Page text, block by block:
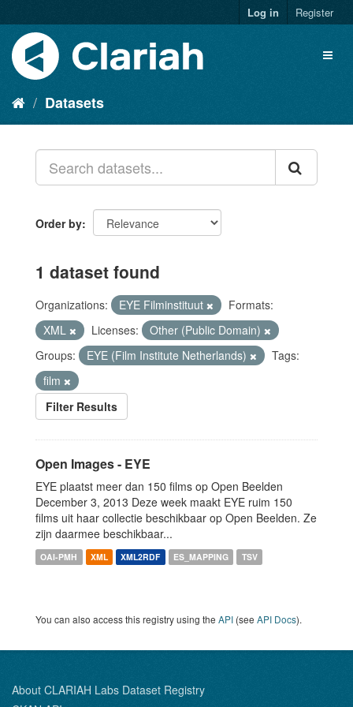
Log in Register
Datasets
Order by
1 dataset found
Organizations: EYE Filminstituut
Formats:
XML
Licenses:
Other (Public Domain)
Groups:
EYE (Film Institute Netherlands)
Tags:
film
Filter Results
Open Images - EYE
EYE plaatst meer dan 150 films op Open Beelden
December 3, 2013 Deze week maakt EYE ruim 150
films uit haar collectie beschikbaar op Open Beelden. Ze
zijn daarmee beschikbaar...
OAI-PMH XML XML2RDF ES_MAPPING TSV
You can also access this registry using the API (see API Docs).
About CLARIAH Labs Dataset Registry